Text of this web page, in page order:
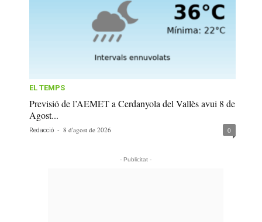
EL TEMPS
Previsió de l’AEMET a Cerdanyola del Vallès avui 8 de
Agost...
Redacció - 8 d'agost de 2026 0
- Publicitat -